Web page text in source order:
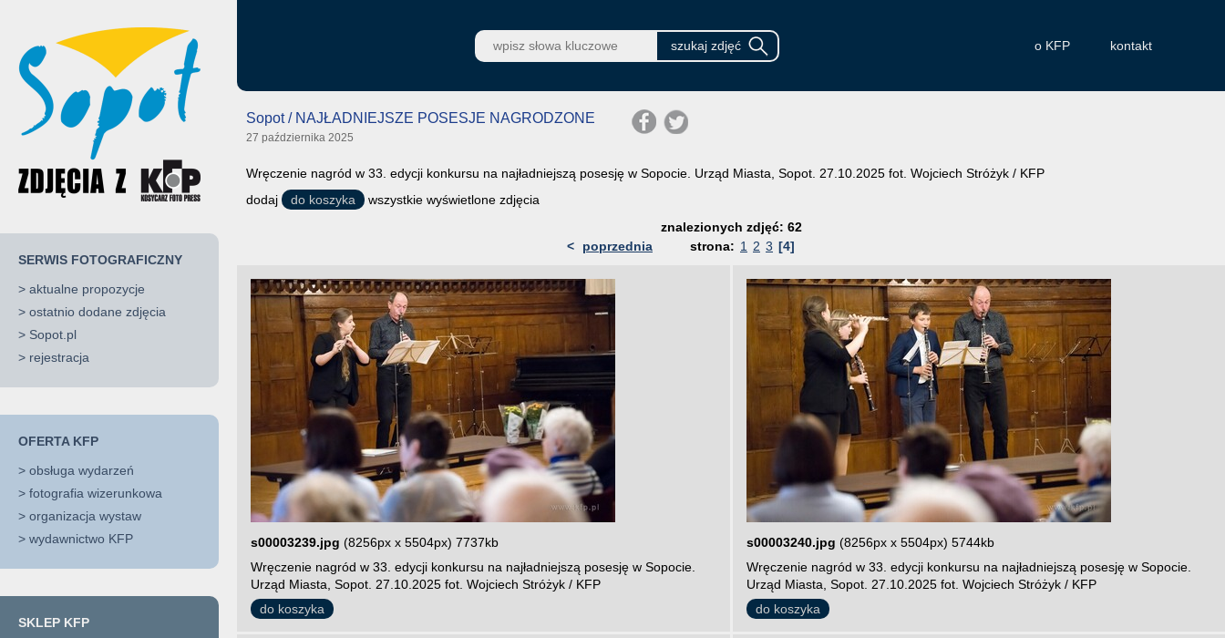
SERWIS FOTOGRAFICZNY
> aktualne propozycje
> ostatnio dodane zdjęcia
> Sopot.pl
> rejestracja
OFERTA KFP
> obsługa wydarzeń
> fotografia wizerunkowa
> organizacja wystaw
> wydawnictwo KFP
SKLEP KFP
o KFP kontakt
Sopot / NAJŁADNIEJSZE POSESJE NAGRODZONE
27 października 2025
Wręczenie nagród w 33. edycji konkursu na najładniejszą posesję w Sopocie. Urząd Miasta, Sopot. 27.10.2025 fot. Wojciech Stróżyk / KFP
dodaj
do koszyka
wszystkie wyświetlone zdjęcia
znalezionych zdjęć: 62
<
poprzednia strona: 1 2 3 [4]
s00003239.jpg (8256px x 5504px) 7737kb
Wręczenie nagród w 33. edycji konkursu na najładniejszą posesję w Sopocie.
Urząd Miasta, Sopot. 27.10.2025 fot. Wojciech Stróżyk / KFP
do koszyka
s00003240.jpg (8256px x 5504px) 5744kb
Wręczenie nagród w 33. edycji konkursu na najładniejszą posesję w Sopocie.
Urząd Miasta, Sopot. 27.10.2025 fot. Wojciech Stróżyk / KFP
do koszyka